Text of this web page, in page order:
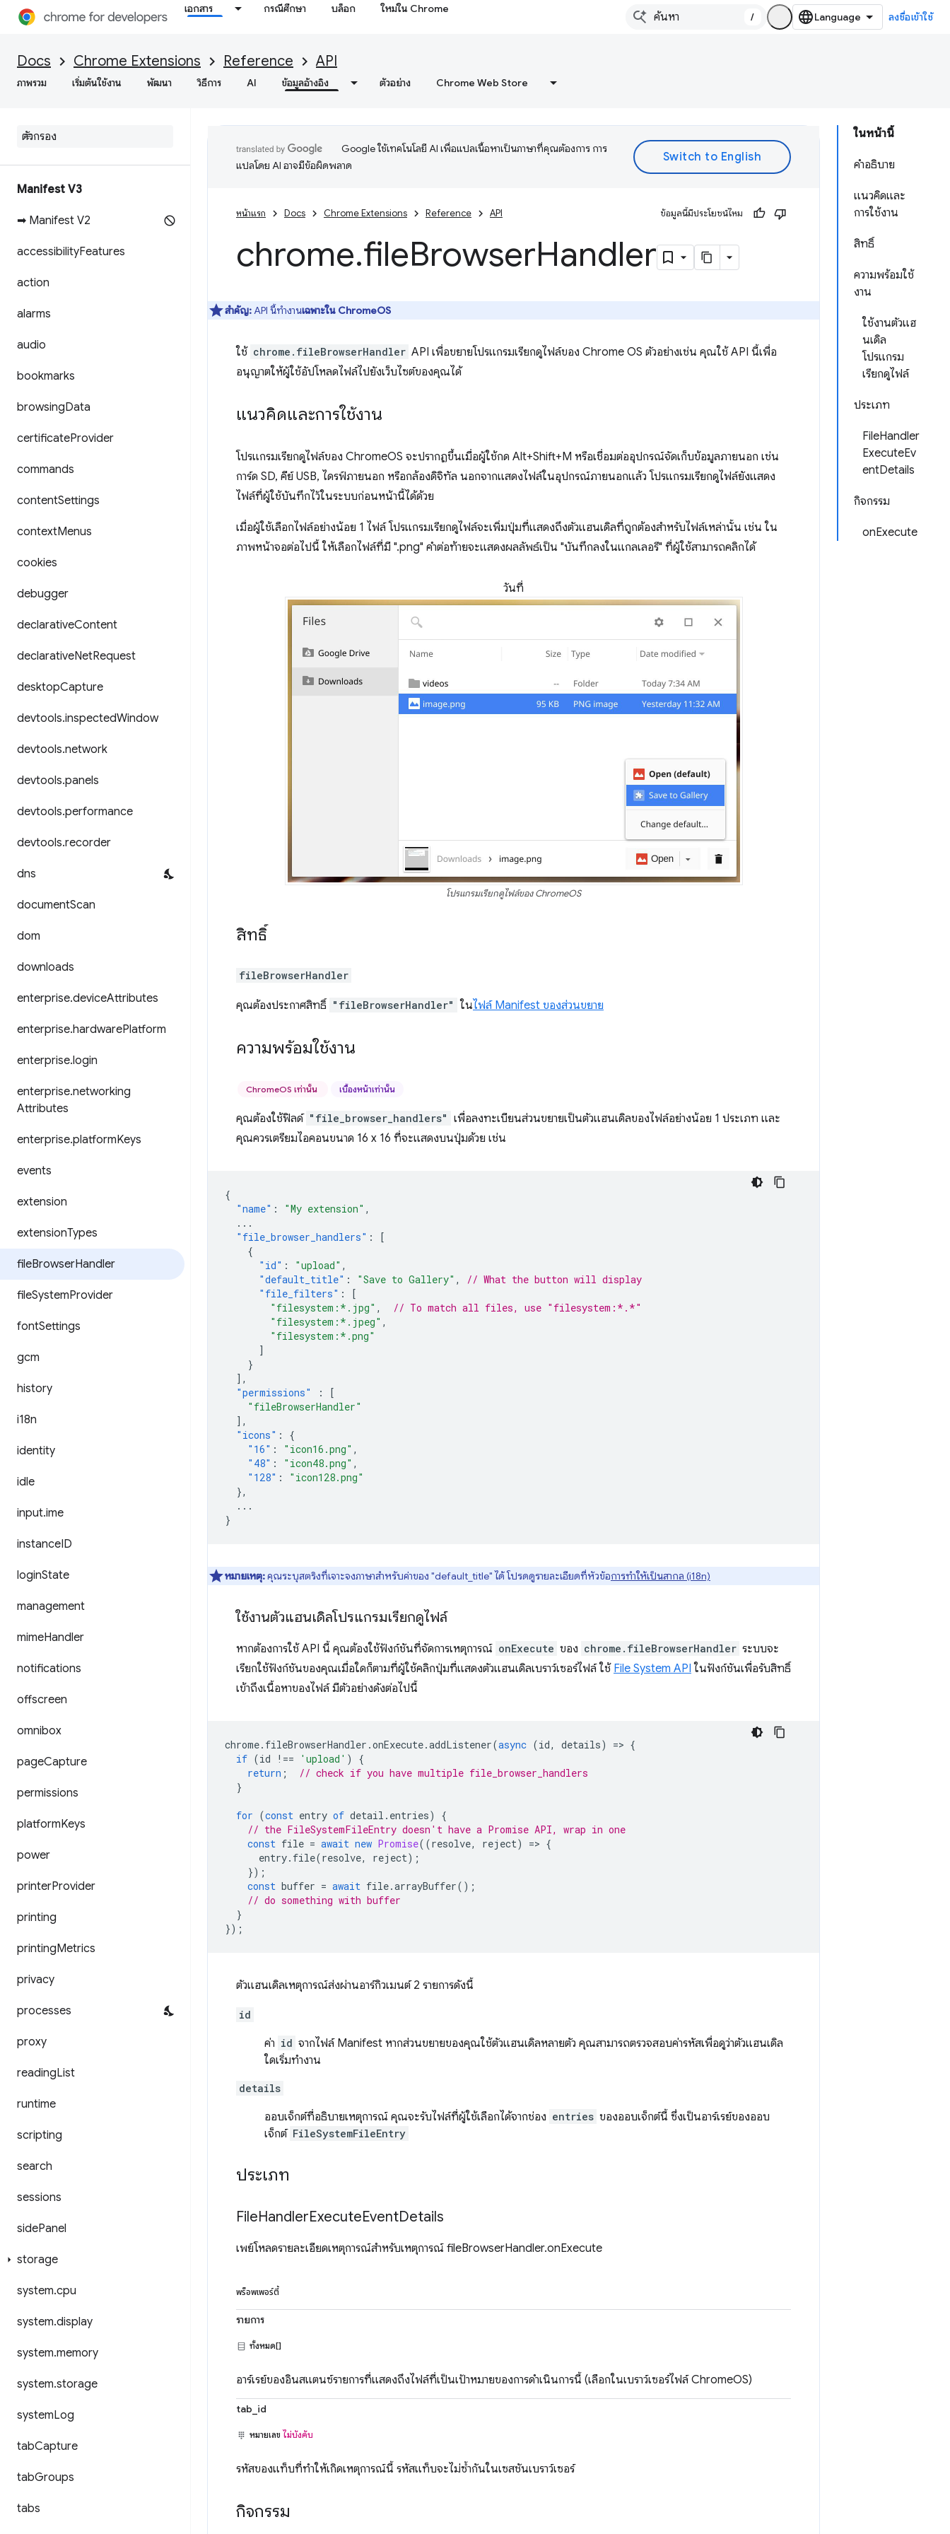
เอกสาร กรณีศึกษา บล็อก ใหม่ใน Chrome
/ ลงชื่อเข้าใช้
Docs Chrome Extensions Reference API
ภาพรวม เริ่มต้นใช้งาน พัฒนา วิธีการ AI ข้อมูลอ้างอิง ตัวอย่าง Chrome Web Store
Manifest V3
➡ Manifest V2
accessibilityFeatures
action
alarms
audio
bookmarks
browsingData
certificateProvider
commands
contentSettings
contextMenus
cookies
debugger
declarativeContent
declarativeNetRequest
desktopCapture
devtools.inspectedWindow
devtools.network
devtools.panels
devtools.performance
devtools.recorder
dns
documentScan
dom
downloads
enterprise.deviceAttributes
enterprise.hardwarePlatform
enterprise.login
enterprise.networking
Attributes
enterprise.platformKeys
events
extension
extensionTypes
fileBrowserHandler
fileSystemProvider
fontSettings
gcm
history
i18n
identity
idle
input.ime
instanceID
loginState
management
mimeHandler
notifications
offscreen
omnibox
pageCapture
permissions
platformKeys
power
printerProvider
printing
printingMetrics
privacy
processes
proxy
readingList
runtime
scripting
search
sessions
sidePanel
storage
system.cpu
system.display
system.memory
system.storage
systemLog
tabCapture
tabGroups
tabs
ในหน้านี้
คำอธิบาย
แนวคิดและ
การใช้งาน
สิทธิ์
ความพร้อมใช้
งาน
ใช้งานตัวแฮ
นเดิล
โปรแกรม
เรียกดูไฟล์
ประเภท
FileHandler
ExecuteEv
entDetails
กิจกรรม
onExecute
Google ใช้เทคโนโลยี AI เพื่อแปลเนื้อหาเป็นภาษาที่คุณต้องการ การ
แปลโดย AI อาจมีข้อผิดพลาด
หน้าแรก Docs Chrome Extensions Reference API ข้อมูลนี้มีประโยชน์ไหม
chrome.fileBrowserHandler
สำคัญ:API นี้ทำงานเฉพาะใน ChromeOS
ใช้ chrome.fileBrowserHandler API เพื่อขยายโปรแกรมเรียกดูไฟล์ของ Chrome OS ตัวอย่างเช่น คุณใช้ API นี้เพื่อ
อนุญาตให้ผู้ใช้อัปโหลดไฟล์ไปยังเว็บไซต์ของคุณได้
แนวคิดและการใช้งาน
โปรแกรมเรียกดูไฟล์ของ ChromeOS จะปรากฏขึ้นเมื่อผู้ใช้กด Alt+Shift+M หรือเชื่อมต่ออุปกรณ์จัดเก็บข้อมูลภายนอก เช่น
การ์ด SD, คีย์ USB, ไดรฟ์ภายนอก หรือกล้องดิจิทัล นอกจากแสดงไฟล์ในอุปกรณ์ภายนอกแล้ว โปรแกรมเรียกดูไฟล์ยังแสดง
ไฟล์ที่ผู้ใช้บันทึกไว้ในระบบก่อนหน้านี้ได้ด้วย
เมื่อผู้ใช้เลือกไฟล์อย่างน้อย 1 ไฟล์ โปรแกรมเรียกดูไฟล์จะเพิ่มปุ่มที่แสดงถึงตัวแฮนเดิลที่ถูกต้องสำหรับไฟล์เหล่านั้น เช่น ใน
ภาพหน้าจอต่อไปนี้ ให้เลือกไฟล์ที่มี ".png" คำต่อท้ายจะแสดงผลลัพธ์เป็น "บันทึกลงในแกลเลอรี" ที่ผู้ใช้สามารถคลิกได้
วันที่
โปรแกรมเรียกดูไฟล์ของ ChromeOS
สิทธิ์
fileBrowserHandler
คุณต้องประกาศสิทธิ์ "fileBrowserHandler" ในไฟล์ Manifest ของส่วนขยาย
ความพร้อมใช้งาน
ChromeOS เท่านั้น เบื้องหน้าเท่านั้น
คุณต้องใช้ฟิลด์ "file_browser_handlers" เพื่อลงทะเบียนส่วนขยายเป็นตัวแฮนเดิลของไฟล์อย่างน้อย 1 ประเภท และ
คุณควรเตรียมไอคอนขนาด 16 x 16 ที่จะแสดงบนปุ่มด้วย เช่น
{
"name" : "My extension" ,
...
"file_browser_handlers" :
[
{
"id" : "upload" ,
"default_title" : "Save to Gallery" ,
// What the button will display
"file_filters" :
[
"filesystem:*.jpg" ,
// To match all files, use "filesystem:*.*"
"filesystem:*.jpeg" ,
"filesystem:*.png"
]
}
],
"permissions"
:
[
"fileBrowserHandler"
],
"icons" :
{
"16" : "icon16.png" ,
"48" : "icon48.png" ,
"128" :
"icon128.png"
},
...
}
หมายเหตุ:คุณระบุสตริงที่เจาะจงภาษาสำหรับค่าของ "default_title" ได้ โปรดดูรายละเอียดที่หัวข้อการทำให้เป็นสากล (i18n)
ใช้งานตัวแฮนเดิลโปรแกรมเรียกดูไฟล์
หากต้องการใช้ API นี้ คุณต้องใช้ฟังก์ชันที่จัดการเหตุการณ์ onExecute ของ chrome.fileBrowserHandler ระบบจะ
เรียกใช้ฟังก์ชันของคุณเมื่อใดก็ตามที่ผู้ใช้คลิกปุ่มที่แสดงตัวแฮนเดิลเบราว์เซอร์ไฟล์ ใช้ File System API ในฟังก์ชันเพื่อรับสิทธิ์
เข้าถึงเนื้อหาของไฟล์ มีตัวอย่างดังต่อไปนี้
chrome. fileBrowserHandler .onExecute.addListener(async (id, details) => {
if (id !== 'upload' )
{
return ;
// check if you have multiple file_browser_handlers
}
for (const entry of detail . entries)
{
// the FileSystemFileEntry doesn't have a Promise API, wrap in one
const file = await new Promise((resolve, reject) => {
entry. file(resolve, reject);
});
const buffer = await file.arrayBuffer();
// do something with buffer
}
});
ตัวแฮนเดิลเหตุการณ์ส่งผ่านอาร์กิวเมนต์ 2 รายการดังนี้
id
ค่า id จากไฟล์ Manifest หากส่วนขยายของคุณใช้ตัวแฮนเดิลหลายตัว คุณสามารถตรวจสอบค่ารหัสเพื่อดูว่าตัวแฮนเดิล
ใดเริ่มทำงาน
details
ออบเจ็กต์ที่อธิบายเหตุการณ์ คุณจะรับไฟล์ที่ผู้ใช้เลือกได้จากช่อง entries ของออบเจ็กต์นี้ ซึ่งเป็นอาร์เรย์ของออบ
เจ็กต์ FileSystemFileEntry
ประเภท
FileHandlerExecuteEventDetails
เพย์โหลดรายละเอียดเหตุการณ์สำหรับเหตุการณ์ fileBrowserHandler.onExecute
พร็อพเพอร์ตี้
รายการ
ทั้งหมด[]
อาร์เรย์ของอินสแตนซ์รายการที่แสดงถึงไฟล์ที่เป็นเป้าหมายของการดำเนินการนี้ (เลือกในเบราว์เซอร์ไฟล์ ChromeOS)
tab_id
หมายเลข ไม่บังคับ
รหัสของแท็บที่ทำให้เกิดเหตุการณ์นี้ รหัสแท็บจะไม่ซ้ำกันในเซสชันเบราว์เซอร์
กิจกรรม